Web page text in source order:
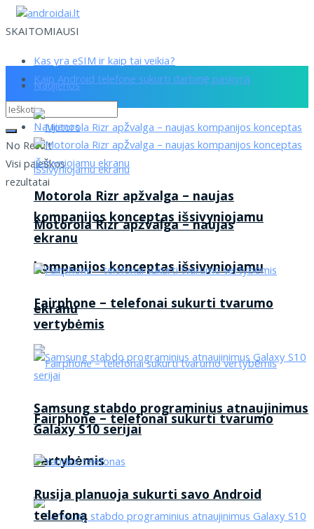
SKAITOMIAUSI
Kas yra eSIM ir kaip tai veikia?
Kaip Android telefone sukurti darbinę paskyrą
No Result
Visi paieškos
rezultatai
Naujienos
Motorola Rizr apžvalga – naujas
kompanijos konceptas išsivyniojamu
ekranu
Fairphone – telefonai sukurti tvarumo
vertybėmis
Naujienos
Motorola Rizr apžvalga – naujas
kompanijos konceptas išsivyniojamu
ekranu
Fairphone – telefonai sukurti tvarumo
vertybėmis
Samsung stabdo programinius atnaujinimus
Galaxy S10 serijai
Rusija planuoja sukurti savo Android
telefoną